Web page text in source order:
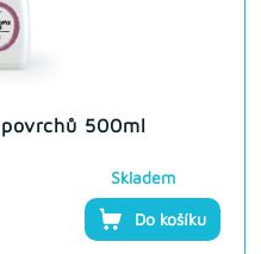
500ml
Skladem
Do košíku